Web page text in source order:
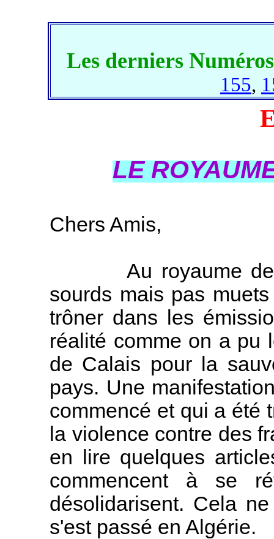
Les derniers
155,
LE
Chers Amis,
Au royaume des
sourds mais pas
trôner dans les
réalité comme on a pu
de Calais pour la
pays. Une
commencé et qui a été
la violence contre des
en lire quelques
commencent à se
désolidarisent. Cela
s'est passé en Algérie.